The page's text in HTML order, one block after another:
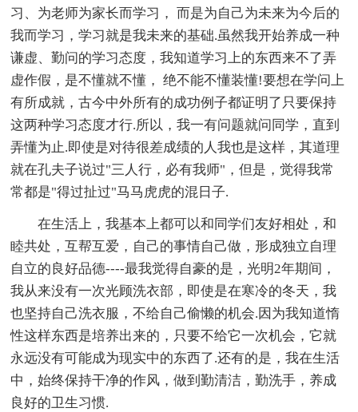
习、为老师为家长而学习， 而是为自己为未来为今后的
我而学习，学习就是我未来的基础.虽然我开始养成一种
谦虚、勤问的学习态度，我知道学习上的东西来不了弄
虚作假，是不懂就不懂， 绝不能不懂装懂!要想在学问上
有所成就，古今中外所有的成功例子都证明了只要保持
这两种学习态度才行.所以，我一有问题就问同学，直到
弄懂为止.即使是对待很差成绩的人我也是这样，其道理
就在孔夫子说过"三人行，必有我师"，但是，觉得我常
常都是"得过扯过"马马虎虎的混日子.
在生活上，我基本上都可以和同学们友好相处，和
睦共处，互帮互爱，自己的事情自己做，形成独立自理
自立的良好品德----最我觉得自豪的是，光明2年期间，
我从来没有一次光顾洗衣部，即使是在寒冷的冬天，我
也坚持自己洗衣服，不给自己偷懒的机会.因为我知道惰
性这样东西是培养出来的，只要不给它一次机会，它就
永远没有可能成为现实中的东西了.还有的是，我在生活
中，始终保持干净的作风，做到勤清洁，勤洗手，养成
良好的卫生习惯.